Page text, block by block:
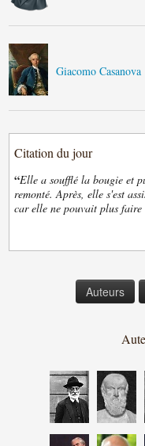
Giacomo Casanova
Citation du jour
“Elle a soufflé la bougie et
remonté. Après, elle s'est
car elle ne pouvait plus faire
Auteurs